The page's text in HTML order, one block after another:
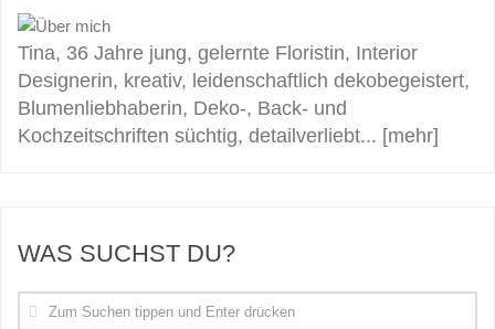
Tina, 36 Jahre jung, gelernte Floristin, Interior
Designerin, kreativ, leidenschaftlich dekobegeistert,
Blumenliebhaberin, Deko-, Back- und
Kochzeitschriften süchtig, detailverliebt... [mehr]
WAS SUCHST DU?